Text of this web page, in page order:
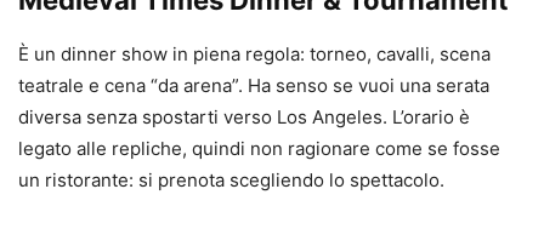
È un dinner show in piena regola: torneo, cavalli, scena
teatrale e cena “da arena”. Ha senso se vuoi una serata
diversa senza spostarti verso Los Angeles. L’orario è
legato alle repliche, quindi non ragionare come se fosse
un ristorante: si prenota scegliendo lo spettacolo.